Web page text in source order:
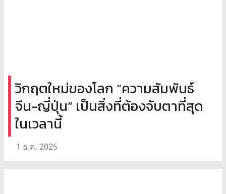
วิกฤตใหม่ของโลก “ความสัมพันธ์
จีน-ญี่ปุ่น” เป็นสิ่งที่ต้องจับตาที่สุด
ในเวลานี้
1 ธ.ค. 2025